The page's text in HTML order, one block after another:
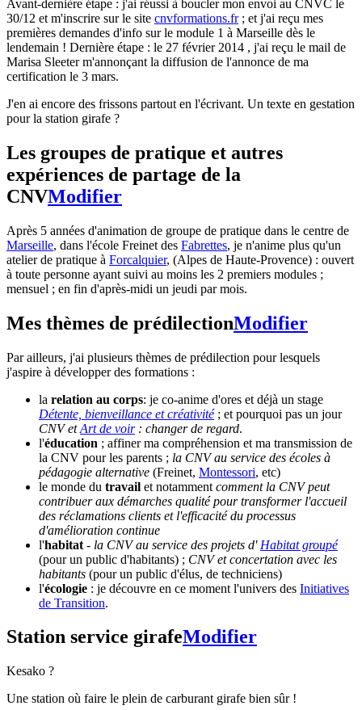
Avant-dernière étape : j'ai réussi à boucler mon envoi au CNVC le
30/12 et m'inscrire sur le site cnvformations.fr; et j'ai reçu mes
premières demandes d'info sur le module 1 à Marseille dès le
lendemain ! Dernière étape : le 27 février 2014 , j'ai reçu le mail de
Marisa Sleeter m'annonçant la diffusion de l'annonce de ma
certification le 3 mars.
J'en ai encore des frissons partout en l'écrivant. Un texte en gestation
pour la station girafe ?
Les groupes de pratique et autres
expériences de partage de la
CNVModifier
Après 5 années d'animation de groupe de pratique dans le centre de
Marseille, dans l'école Freinet des Fabrettes, je n'anime plus qu'un
atelier de pratique à Forcalquier, (Alpes de Haute-Provence) : ouvert
à toute personne ayant suivi au moins les 2 premiers modules ;
mensuel ; en fin d'après-midi un jeudi par mois.
Mes thèmes de prédilectionModifier
Par ailleurs, j'ai plusieurs thèmes de prédilection pour lesquels
j'aspire à développer des formations :
la relation au corps: je co-anime d'ores et déjà un stage
Détente, bienveillance et créativité; et pourquoi pas un jour
CNV et Art de voir : changer de regard.
l'éducation ; affiner ma compréhension et ma transmission de
la CNV pour les parents ; la CNV au service des écoles à
pédagogie alternative (Freinet, Montessori, etc)
le monde du travail et notamment comment la CNV peut
contribuer aux démarches qualité pour transformer l'accueil
des réclamations clients et l'efficacité du processus
d'amélioration continue
l'habitat - la CNV au service des projets d' Habitat groupé
(pour un public d'habitants) ; CNV et concertation avec les
habitants (pour un public d'élus, de techniciens)
l'écologie : je découvre en ce moment l'univers des Initiatives
de Transition.
Station service girafeModifier
Kesako ?
Une station où faire le plein de carburant girafe bien sûr !